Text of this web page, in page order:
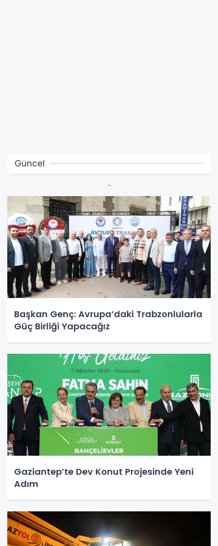
Güncel
Başkan Genç: Avrupa’daki Trabzonlularla
Güç Birliği Yapacağız
Gaziantep’te Dev Konut Projesinde Yeni
Adım